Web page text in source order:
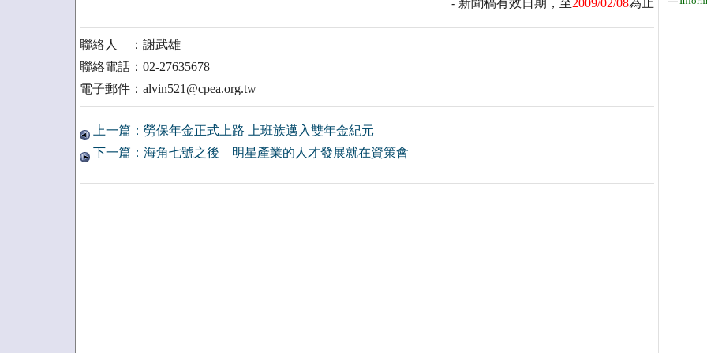
- 新聞稿有效日期，至2009/02/08為止
聯絡人 ：謝武雄
聯絡電話：02-27635678
電子郵件：alvin521@cpea.org.tw
上一篇：勞保年金正式上路 上班族邁入雙年金紀元
下一篇：海角七號之後—明星產業的人才發展就在資策會